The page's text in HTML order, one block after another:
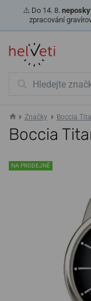
⚠️ Do 14. 8.
zpracování
Značky Boccia
Boccia
NA PRODEJNĚ